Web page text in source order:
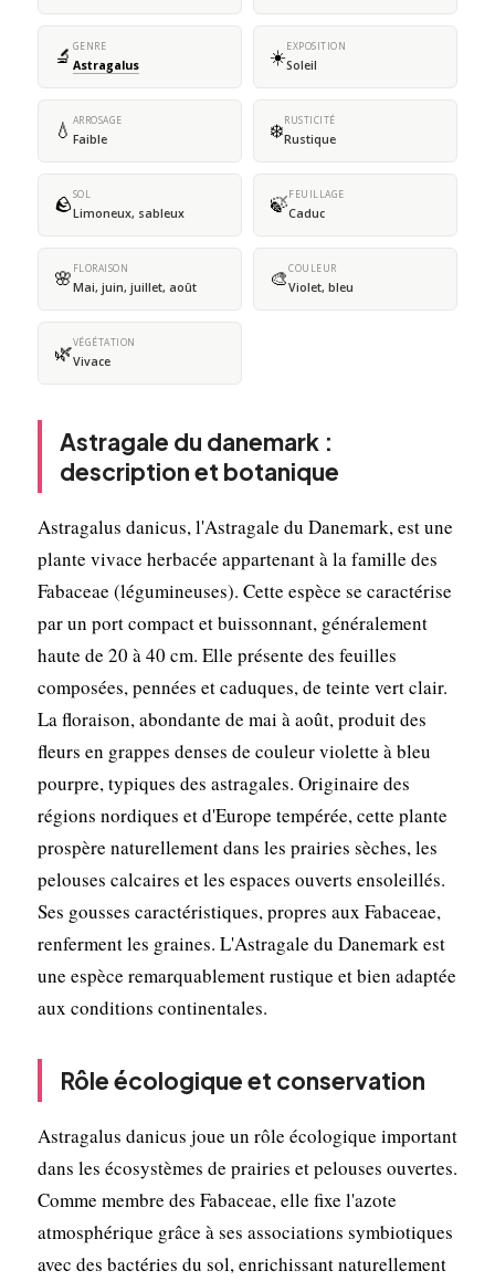
🔬 GENRE
Astragalus ☀️EXPOSITION
Soleil
💧 ARROSAGE
Faible ❄️RUSTICITÉ
Rustique
🪨SOL
Limoneux, sableux 🍃FEUILLAGE
Caduc
🌸 FLORAISON
Mai, juin, juillet, août 🎨COULEUR
Violet, bleu
🌿VÉGÉTATION
Vivace
Astragale du danemark :
description et botanique
Astragalus danicus, l'Astragale du Danemark, est une
plante vivace herbacée appartenant à la famille des
Fabaceae (légumineuses). Cette espèce se caractérise
par un port compact et buissonnant, généralement
haute de 20 à 40 cm. Elle présente des feuilles
composées, pennées et caduques, de teinte vert clair.
La floraison, abondante de mai à août, produit des
fleurs en grappes denses de couleur violette à bleu
pourpre, typiques des astragales. Originaire des
régions nordiques et d'Europe tempérée, cette plante
prospère naturellement dans les prairies sèches, les
pelouses calcaires et les espaces ouverts ensoleillés.
Ses gousses caractéristiques, propres aux Fabaceae,
renferment les graines. L'Astragale du Danemark est
une espèce remarquablement rustique et bien adaptée
aux conditions continentales.
Rôle écologique et conservation
Astragalus danicus joue un rôle écologique important
dans les écosystèmes de prairies et pelouses ouvertes.
Comme membre des Fabaceae, elle fixe l'azote
atmosphérique grâce à ses associations symbiotiques
avec des bactéries du sol, enrichissant naturellement